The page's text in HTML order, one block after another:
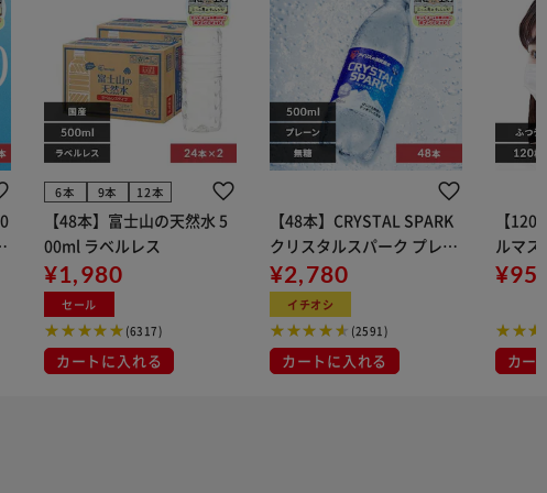
6本 9本 12本
【48本】富士山の天然水 5
00ml ラベルレス
¥1,980
セール
(6317)
カートに入れる
【48本】CRYSTAL SPARK
クリスタルスパーク プレー
ン 500ml
¥2,780
イチオシ
(2591)
カートに入れる
【
ルマ
イト 大容量
布
カー